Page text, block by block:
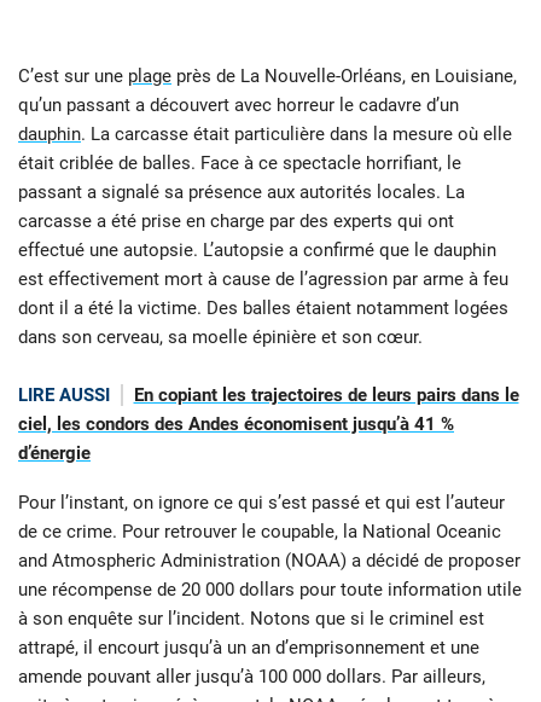
C’est sur une plage près de La Nouvelle-Orléans, en Louisiane,
qu’un passant a découvert avec horreur le cadavre d’un
dauphin. La carcasse était particulière dans la mesure où elle
était criblée de balles. Face à ce spectacle horrifiant, le
passant a signalé sa présence aux autorités locales. La
carcasse a été prise en charge par des experts qui ont
effectué une autopsie. L’autopsie a confirmé que le dauphin
est effectivement mort à cause de l’agression par arme à feu
dont il a été la victime. Des balles étaient notamment logées
dans son cerveau, sa moelle épinière et son cœur.
LIRE AUSSI
En copiant les trajectoires de leurs pairs dans le
ciel, les condors des Andes économisent jusqu’à 41 %
d’énergie
Pour l’instant, on ignore ce qui s’est passé et qui est l’auteur
de ce crime. Pour retrouver le coupable, la National Oceanic
and Atmospheric Administration (NOAA) a décidé de proposer
une récompense de 20 000 dollars pour toute information utile
à son enquête sur l’incident. Notons que si le criminel est
attrapé, il encourt jusqu’à un an d’emprisonnement et une
amende pouvant aller jusqu’à 100 000 dollars. Par ailleurs,